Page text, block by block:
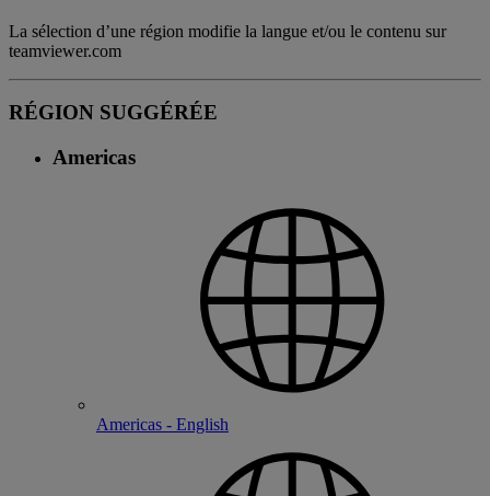
La sélection d’une région modifie la langue et/ou le contenu sur
teamviewer.com
RÉGION SUGGÉRÉE
Americas
Americas - English